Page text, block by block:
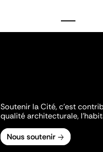
Soutenir la Cité, c'est
qualité architecturale,
Nous soutenir